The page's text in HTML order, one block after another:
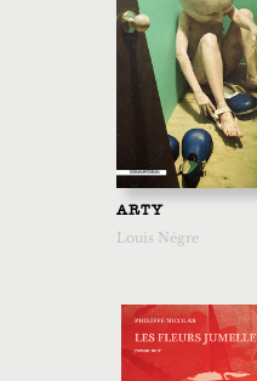
ARTY
Louis Nègre